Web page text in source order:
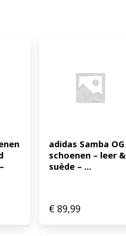
adidas Samba OG
schoenen – leer &
suède – ...
€89,99